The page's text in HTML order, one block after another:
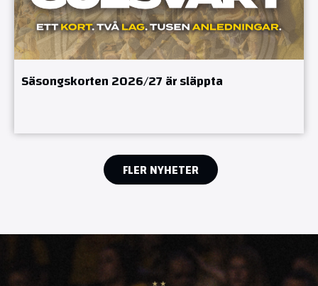
Säsongskorten 2026/27 är släppta
FLER NYHETER